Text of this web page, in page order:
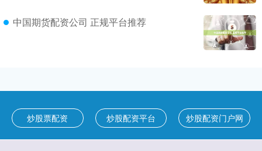
中国期货配资公司 正规平台推荐
炒股票配资 炒股配资平台 炒股配资门户网